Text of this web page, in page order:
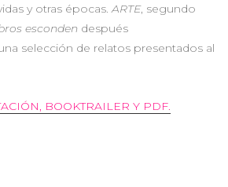
y otras épocas. ARTE, segundo
esconden después
selección de relatos presentados al
BOOKTRAILER Y PDF.